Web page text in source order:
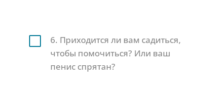
V
6. Приходится ли вам садиться,
чтобы помочиться? Или ваш
пенис спрятан?